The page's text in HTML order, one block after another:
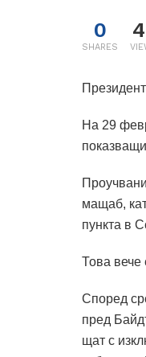
0
SHARES
На 29
мащаб,
пункта в
Това вече
Според
пред
щат с